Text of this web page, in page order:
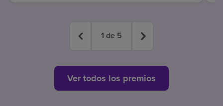
1 de 5
Ver todos los premios